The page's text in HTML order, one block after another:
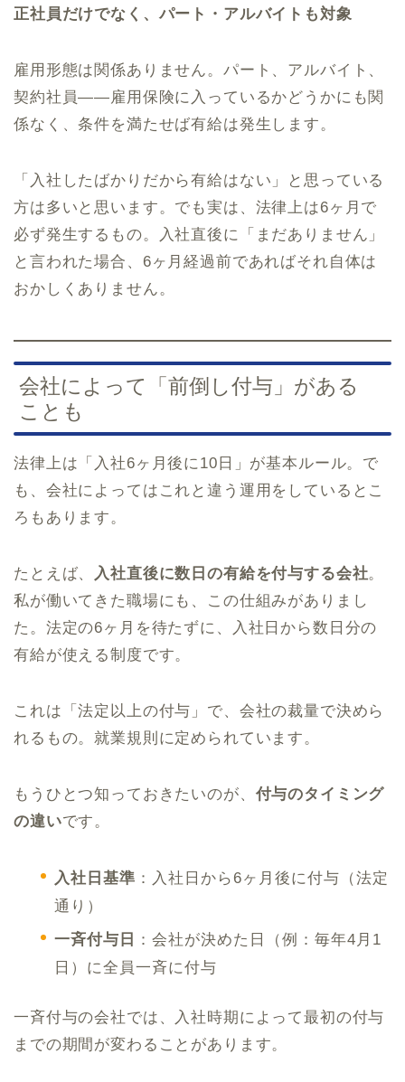
正社員だけでなく、パート・アルバイトも対象
雇用形態は関係ありません。パート、アルバイト、
契約社員——雇用保険に入っているかどうかにも関
係なく、条件を満たせば有給は発生します。
「入社したばかりだから有給はない」と思っている
方は多いと思います。でも実は、法律上は6ヶ月で
必ず発生するもの。入社直後に「まだありません」
と言われた場合、6ヶ月経過前であればそれ自体は
おかしくありません。
会社によって「前倒し付与」がある
ことも
法律上は「入社6ヶ月後に10日」が基本ルール。で
も、会社によってはこれと違う運用をしているとこ
ろもあります。
たとえば、 入社直後に数日の有給を付与する会社。
私が働いてきた職場にも、この仕組みがありまし
た。法定の6ヶ月を待たずに、入社日から数日分の
有給が使える制度です。
これは「法定以上の付与」で、会社の裁量で決めら
れるもの。就業規則に定められています。
もうひとつ知っておきたいのが、 付与のタイミング
の違いです。
入社日基準 ：入社日から6ヶ月後に付与（法定
通り）
一斉付与日
：会社が決めた日（例：毎年4月1
日）に全員一斉に付与
一斉付与の会社では、入社時期によって最初の付与
までの期間が変わることがあります。